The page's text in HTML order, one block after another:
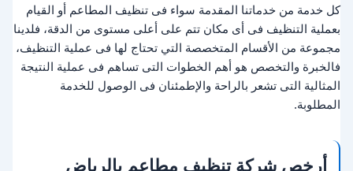
كل خدمة من خدماتنا المقدمة سواء فى تنظيف المطاعم أو القيام
بعملية التنظيف فى أى مكان تتم على أعلى مستوى من الدقة، فلدينا
مجموعة من الأقسام المتخصصة التي تحتاج لها فى عملية التنظيف،
فالخبرة والتخصص هو أهم الخطوات التى تساهم فى عملية النتيجة
المثالية التى تشعر بالراحة والإطمئنان فى الوصول للخدمة
المطلوبة.
أرخص شركة تنظيف مطاعم بالرياض